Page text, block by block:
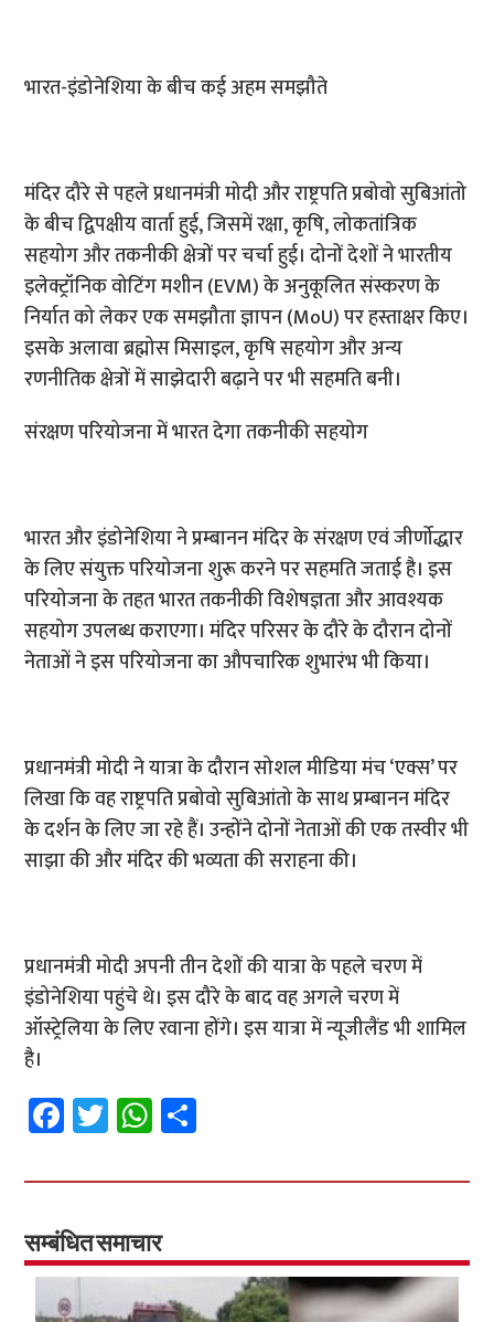
भारत-इंडोनेशिया के बीच कई अहम समझौते
मंदिर दौरे से पहले प्रधानमंत्री मोदी और राष्ट्रपति प्रबोवो सुबिआंतो
के बीच द्विपक्षीय वार्ता हुई, जिसमें रक्षा, कृषि, लोकतांत्रिक
सहयोग और तकनीकी क्षेत्रों पर चर्चा हुई। दोनों देशों ने भारतीय
इलेक्ट्रॉनिक वोटिंग मशीन (EVM) के अनुकूलित संस्करण के
निर्यात को लेकर एक समझौता ज्ञापन (MoU) पर हस्ताक्षर किए।
इसके अलावा ब्रह्मोस मिसाइल, कृषि सहयोग और अन्य
रणनीतिक क्षेत्रों में साझेदारी बढ़ाने पर भी सहमति बनी।
संरक्षण परियोजना में भारत देगा तकनीकी सहयोग
भारत और इंडोनेशिया ने प्रम्बानन मंदिर के संरक्षण एवं जीर्णोद्धार
के लिए संयुक्त परियोजना शुरू करने पर सहमति जताई है। इस
परियोजना के तहत भारत तकनीकी विशेषज्ञता और आवश्यक
सहयोग उपलब्ध कराएगा। मंदिर परिसर के दौरे के दौरान दोनों
नेताओं ने इस परियोजना का औपचारिक शुभारंभ भी किया।
प्रधानमंत्री मोदी ने यात्रा के दौरान सोशल मीडिया मंच ‘एक्स’ पर
लिखा कि वह राष्ट्रपति प्रबोवो सुबिआंतो के साथ प्रम्बानन मंदिर
के दर्शन के लिए जा रहे हैं। उन्होंने दोनों नेताओं की एक तस्वीर भी
साझा की और मंदिर की भव्यता की सराहना की।
प्रधानमंत्री मोदी अपनी तीन देशों की यात्रा के पहले चरण में
इंडोनेशिया पहुंचे थे। इस दौरे के बाद वह अगले चरण में
ऑस्ट्रेलिया के लिए रवाना होंगे। इस यात्रा में न्यूजीलैंड भी शामिल
है।
Fa
ce
b
o
o
k
T
wi
tt
er
W
h
at
sA
p
p
ar
सम्बंधित समाचार